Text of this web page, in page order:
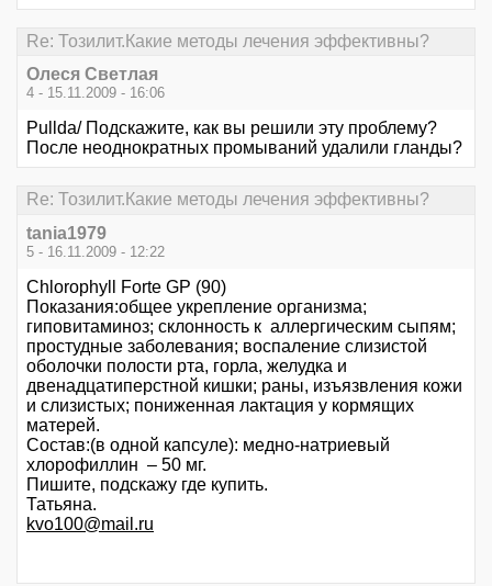
Re: Тозилит.Какие методы лечения эффективны?
Олеся Светлая
4 - 15.11.2009 - 16:06
Pullda/ Подскажите, как вы решили эту проблему?
После неоднократных промываний удалили гланды?
Re: Тозилит.Какие методы лечения эффективны?
tania1979
5 - 16.11.2009 - 12:22
Chlorophyll Forte GP (90)
Показания:общее укрепление организма;
гиповитаминоз; склонность к аллергическим сыпям;
простудные заболевания; воспаление слизистой
оболочки полости рта, горла, желудка и
двенадцатиперстной кишки; раны, изъязвления кожи
и слизистых; пониженная лактация у кормящих
матерей.
Состав:(в одной капсуле): медно-натриевый
хлорофиллин – 50 мг.
Пишите, подскажу где купить.
Татьяна.
kvo100@mail.ru